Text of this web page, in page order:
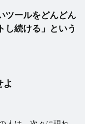
ツールをどんどん
し続ける」という
よ